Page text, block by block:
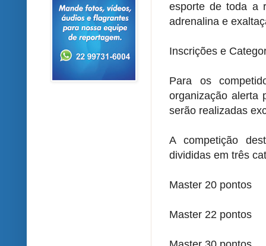
esporte de toda a
adrenalina e
Inscrições e
Para os
organização alerta
serão realizadas
A competição
divididas em três
Master 20 pontos
Master 22 pontos